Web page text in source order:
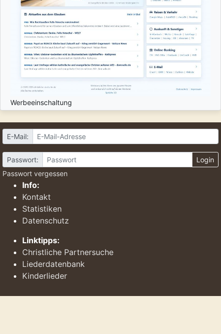
Werbeeinschaltung
E-Mail:
Passwort:
Login
Passwort vergessen
Info:
Kontakt
Statistiken
Datenschutz
Linktipps:
Christliche Partnersuche
Liederdatenbank
Kinderlieder